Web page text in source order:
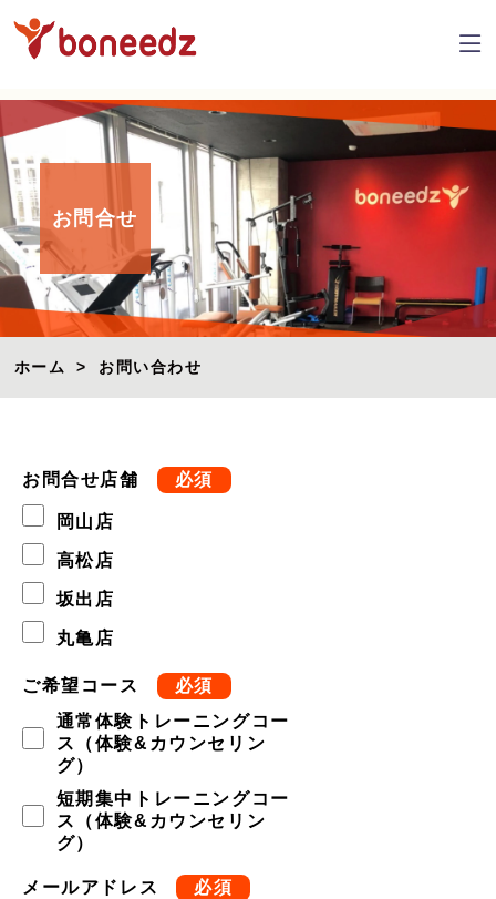
お問合せ
ホーム > お問い合わせ
お問合せ店舗 必須
岡山店
高松店
坂出店
丸亀店
ご希望コース
必須
通常体験トレーニングコー
ス（体験&カウンセリン
グ）
短期集中トレーニングコー
ス（体験&カウンセリン
グ）
メールアドレス 必須